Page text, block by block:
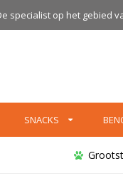
specialist op het gebied
SNACKS